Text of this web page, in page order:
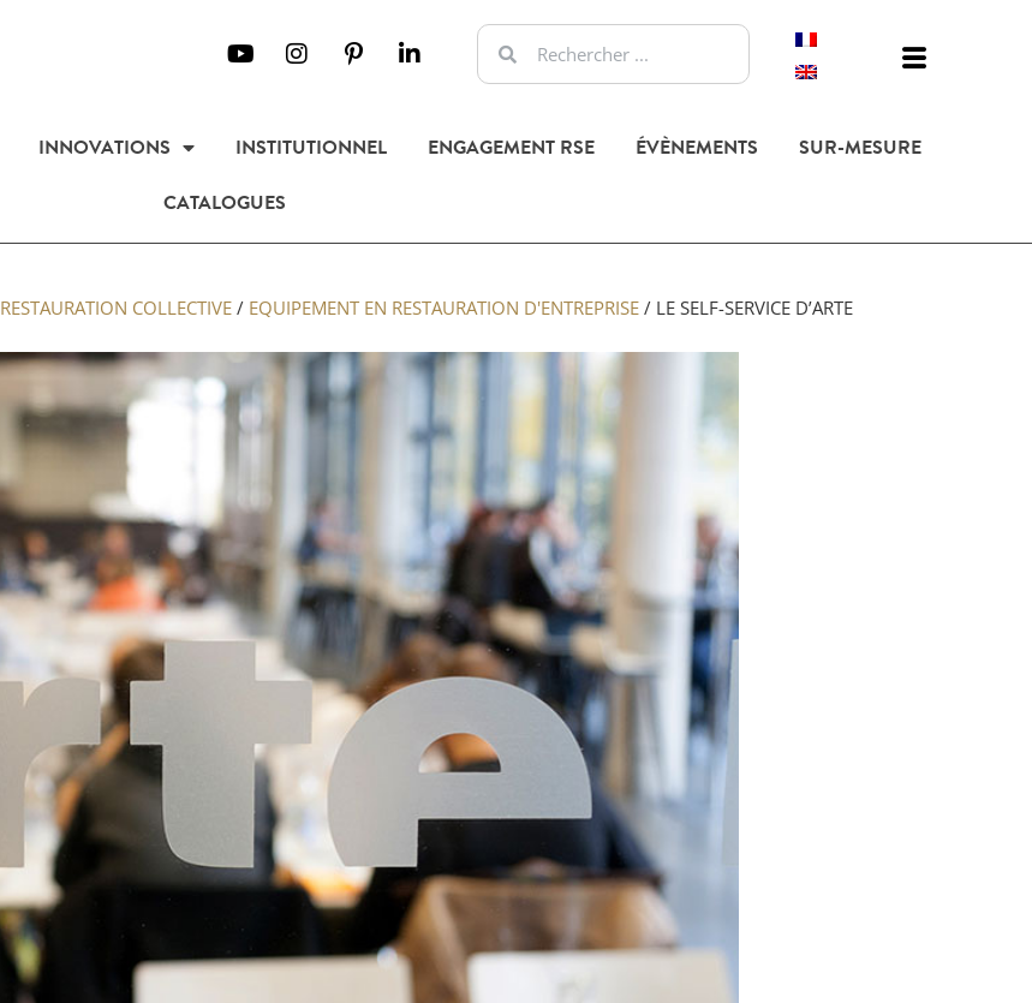
INNOVATIONS INSTITUTIONNEL ENGAGEMENT RSE ÉVÈNEMENTS
SUR-MESURE
CATALOGUES
RESTAURATION COLLECTIVE / EQUIPEMENT EN RESTAURATION D'ENTREPRISE / LE SELF-SERVICE D’ARTE